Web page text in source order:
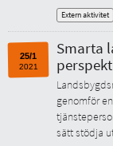
Extern aktivitet
25/1
2021
Smarta
genomför
sätt stödja